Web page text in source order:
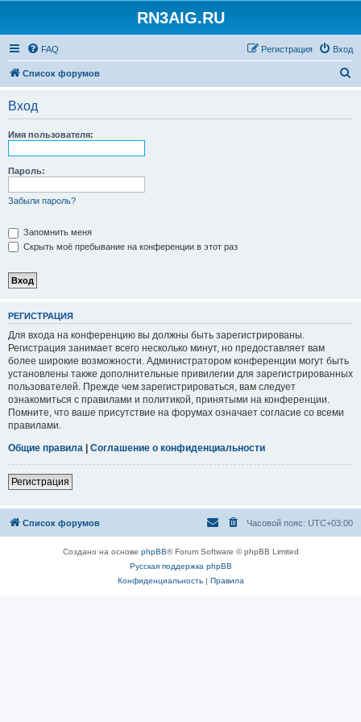
RN3AIG.RU
FAQ Вход
Регистрация
Список форумов
Вход
Имя пользователя:
Пароль:
Забыли пароль?
Запомнить меня
Скрыть моё пребывание на конференции в этот раз
РЕГИСТРАЦИЯ
Для входа на конференцию вы должны быть зарегистрированы.
Регистрация занимает всего несколько минут, но предоставляет вам
более широкие возможности. Администратором конференции могут быть
установлены также дополнительные привилегии для зарегистрированных
пользователей. Прежде чем зарегистрироваться, вам следует
ознакомиться с правилами и политикой, принятыми на конференции.
Помните, что ваше присутствие на форумах означает согласие со всеми
правилами.
Общие правила | Соглашение о конфиденциальности
Регистрация
Список форумов Часовой пояс: UTC+03:00
Создано на основе phpBB® Forum Software © phpBB Limited
Русская поддержка phpBB
Конфиденциальность| Правила